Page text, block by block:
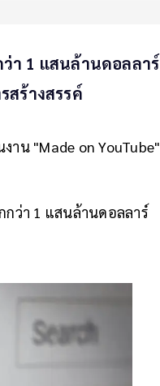
ว่า 1 แสนล้านดอลลาร์
สร้างสรรค์
น "Made on YouTube"
กว่า 1 แสนล้านดอลลาร์